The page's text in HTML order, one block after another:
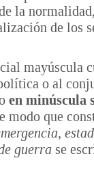
la
de los
mayúscula
o al
en minúscula
modo que
,
guerra se